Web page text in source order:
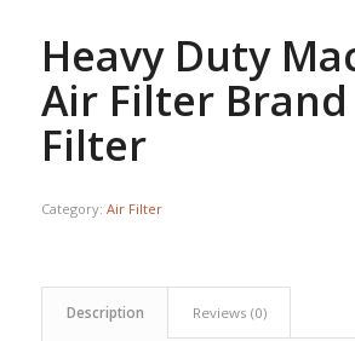
Heavy Duty
Air Filter
Filter
Category: Air Filter
Description Reviews (0)